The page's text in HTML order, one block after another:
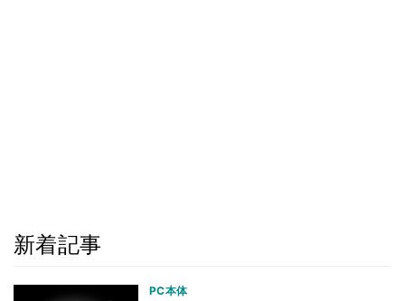
新着記事
PC本体